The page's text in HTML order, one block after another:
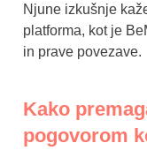
Njune izkušnje
platforma, kot je
in prave povezave.
Kako
pogovorom